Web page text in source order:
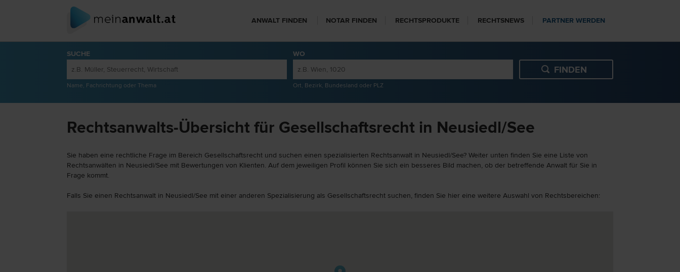
ANWALT FINDEN NOTAR FINDEN RECHTSPRODUKTE RECHTSNEWS PARTNER WERDEN
SUCHE
Name, Fachrichtung oder Thema
WO
Ort, Bezirk, Bundesland oder PLZ
Rechtsanwalts-Übersicht für Gesellschaftsrecht in Neusiedl/See
Sie haben eine rechtliche Frage im Bereich Gesellschaftsrecht und suchen einen spezialisierten Rechtsanwalt in Neusiedl/See? Weiter unten finden Sie eine Liste von
Rechtsanwälten in Neusiedl/See mit Bewertungen von Klienten. Auf dem jeweiligen Profil können Sie sich ein besseres Bild machen, ob der betreffende Anwalt für Sie in
Frage kommt.
Falls Sie einen Rechtsanwalt in Neusiedl/See mit einer anderen Spezialisierung als Gesellschaftsrecht suchen, finden Sie hier eine weitere Auswahl von Rechtsbereichen: